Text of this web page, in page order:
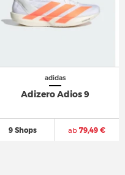
adidas
Adizero Adios 9
9 Shops ab 79,49 €